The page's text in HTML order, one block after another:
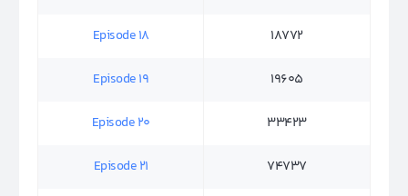
18772
Episode 18
19605
Episode 19
33423
Episode 20
74737
Episode 21